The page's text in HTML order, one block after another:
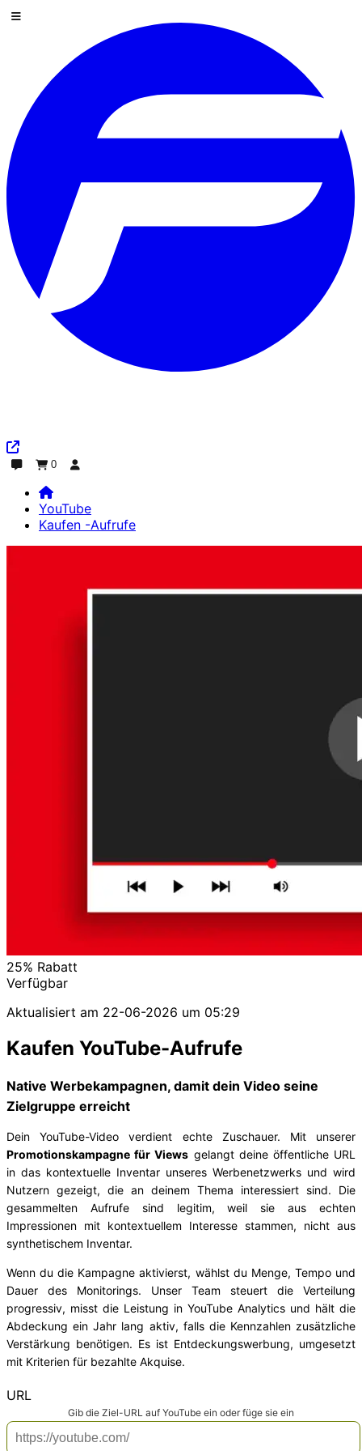
Zum Inhalt springen
0
YouTube
Kaufen -Aufrufe
25% Rabatt
Verfügbar
Aktualisiert am 22-06-2026 um 05:29
Kaufen YouTube-Aufrufe
Native Werbekampagnen, damit dein Video seine
Zielgruppe erreicht
Dein YouTube-Video verdient echte Zuschauer. Mit unserer
Promotionskampagne für Views gelangt deine öffentliche URL
in das kontextuelle Inventar unseres Werbenetzwerks und wird
Nutzern gezeigt, die an deinem Thema interessiert sind. Die
gesammelten Aufrufe sind legitim, weil sie aus echten
Impressionen mit kontextuellem Interesse stammen, nicht aus
synthetischem Inventar.
Wenn du die Kampagne aktivierst, wählst du Menge, Tempo und
Dauer des Monitorings. Unser Team steuert die Verteilung
progressiv, misst die Leistung in YouTube Analytics und hält die
Abdeckung ein Jahr lang aktiv, falls die Kennzahlen zusätzliche
Verstärkung benötigen. Es ist Entdeckungswerbung, umgesetzt
mit Kriterien für bezahlte Akquise.
URL
Gib die Ziel-URL auf YouTube ein oder füge sie ein